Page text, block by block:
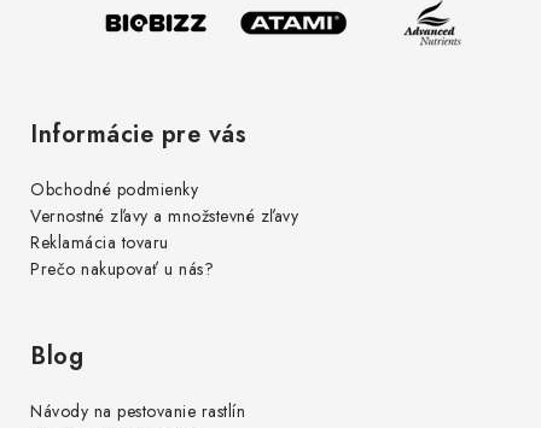
Informácie pre vás
Obchodné podmienky
Vernostné zľavy a množstevné zľavy
Reklamácia tovaru
Prečo nakupovať u nás?
Blog
Návody na pestovanie rastlín